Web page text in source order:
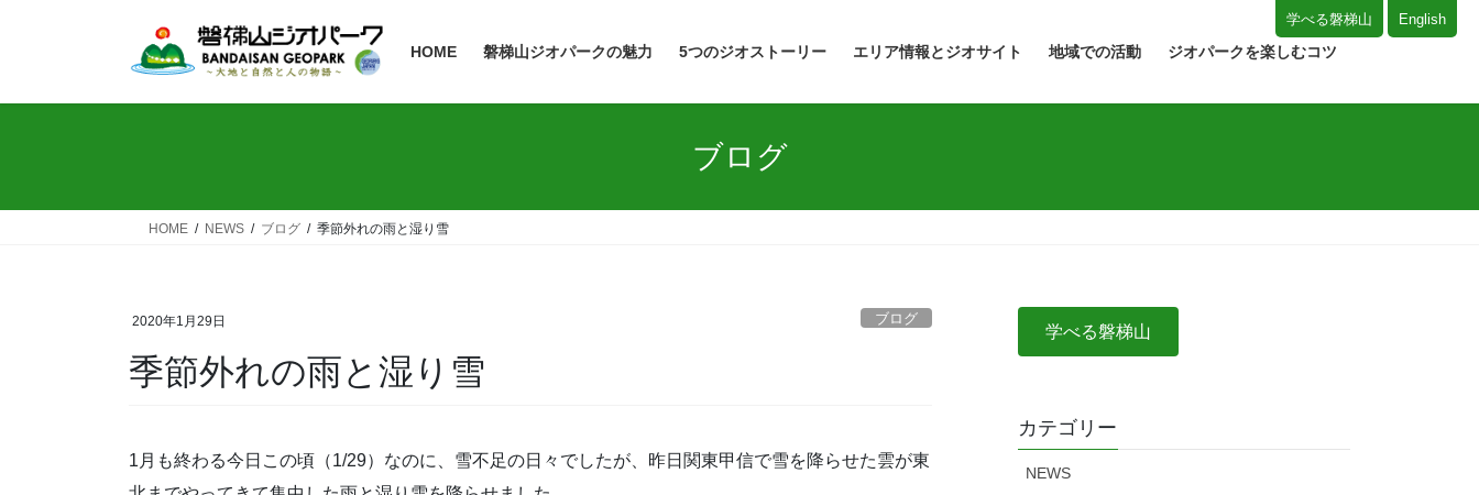
HOME 磐梯山ジオパークの魅力 5つのジオストーリー エリア情報とジオサイト 地域での活動 ジオパークを楽しむコツ
学べる磐梯山 English
ブログ
HOME NEWS ブログ 季節外れの雨と湿り雪
2020年1月29日 ブログ
季節外れの雨と湿り雪
1月も終わる今日この頃（1/29）なのに、雪不足の日々でしたが、昨日関東甲信で雪を降らせた雲が東
学べる磐梯山
カテゴリー
NEWS